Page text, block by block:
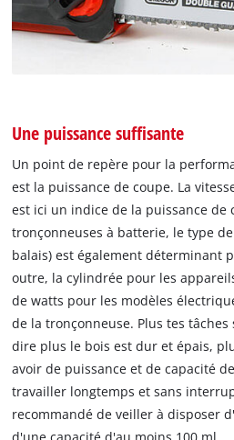
Une puissance suffisante
Un point de repère pour la
est la puissance de coupe. La
est ici un indice de la puissance de
tronçonneuses à batterie, le type
balais) est également déterminant
outre, la cylindrée pour les
de watts pour les modèles
de la tronçonneuse. Plus tes tâches
dire plus le bois est dur et épais,
avoir de puissance et de capacité
travailler longtemps et sans
recommandé de veiller à disposer